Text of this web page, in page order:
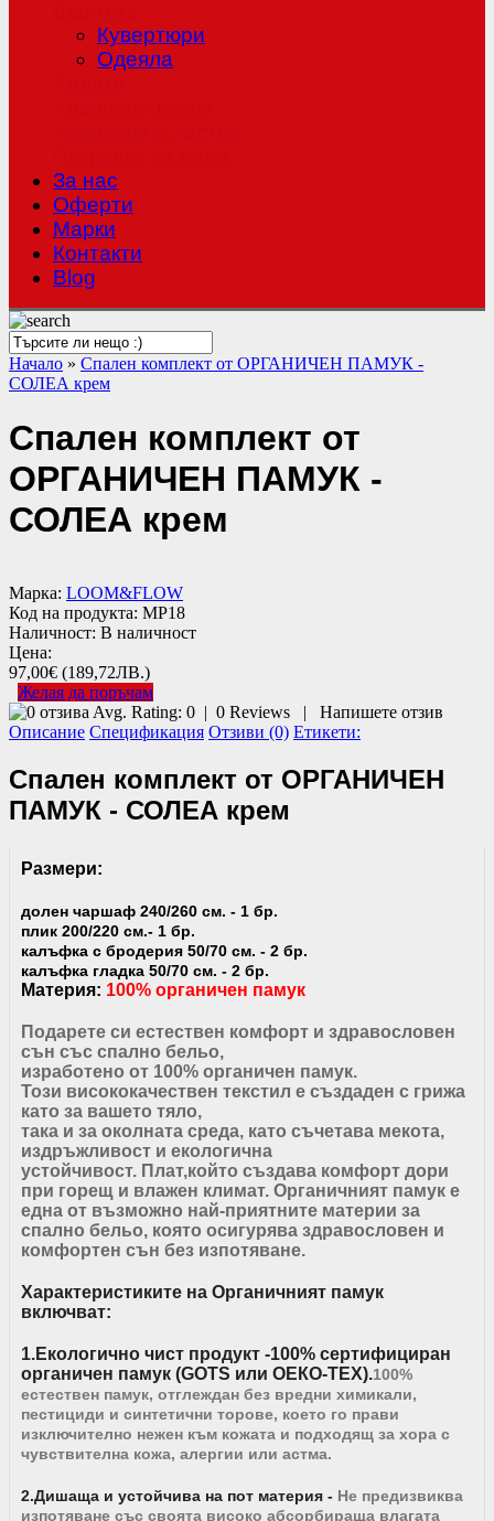
Кувертюри
Одеяла
За нас
Оферти
Mарки
Контакти
Blog
Начало » Спален комплект от ОРГАНИЧЕН ПАМУК -
СОЛЕА крем
Спален комплект от
ОРГАНИЧЕН ПАМУК -
СОЛЕА крем
Марка: LOOM&FLOW
Код на продукта: MP18
Наличност: В наличност
Цена:
97,00€ (189,72ЛВ.)
Желая да поръчам
Avg. Rating: 0 | 0 Reviews | Напишете отзив
Описание Спецификация Отзиви (0) Етикети:
Спален комплект от ОРГАНИЧЕН
ПАМУК - СОЛЕА крем
Размери:
долен чаршаф 240/260 см. - 1 бр.
плик 200/220 см.- 1 бр.
калъфка с бродерия 50/70 см. - 2 бр.
калъфка гладка 50/70 см. - 2 бр.
Материя: 100% органичен памук
Подарете си естествен комфорт и здравословен
сън със спално бельо,
изработено от 100% органичен памук.
Този висококачествен текстил е създаден с грижа
като за вашето тяло,
така и за околната среда, като съчетава мекота,
издръжливост и екологична
устойчивост. Плат,който създава комфорт дори
при горещ и влажен климат. Органичният памук е
една от възможно най-приятните материи за
спално бельо, която осигурява здравословен и
комфортен сън без изпотяване.
Характеристиките на Органичният памук
включват:
1.Екологично чист продукт -100% сертифициран
органичен памук (GOTS или ОЕКО-ТЕХ).100%
естествен памук, отглеждан без вредни химикали,
пестициди и синтетични торове, което го прави
изключително нежен към кожата и подходящ за хора с
чувствителна кожа, алергии или астма.
2.Дишаща и устойчива на пот материя - Не предизвиква
изпотяване със своята високо абсорбираща влагата